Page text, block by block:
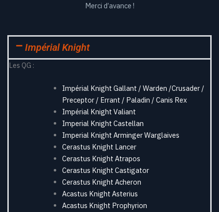
Merci d’avance !
Impérial Knight
Les QG :
Impérial Knight Gallant / Warden /Crusader /
Preceptor / Errant / Paladin / Canis Rex
Impérial Knight Valiant
Imperial Knight Castellan
Imperial Knight Arminger Warglaives
Cerastus Knight Lancer
Cerastus Knight Atrapos
Cerastus Knight Castigator
Cerastus Knight Acheron
Acastus Knight Asterius
Acastus Knight Prophyrion